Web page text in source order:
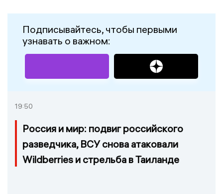
Подписывайтесь, чтобы первыми
узнавать о важном:
19:50
Россия и мир: подвиг российского
разведчика, ВСУ снова атаковали
Wildberries и стрельба в Таиланде